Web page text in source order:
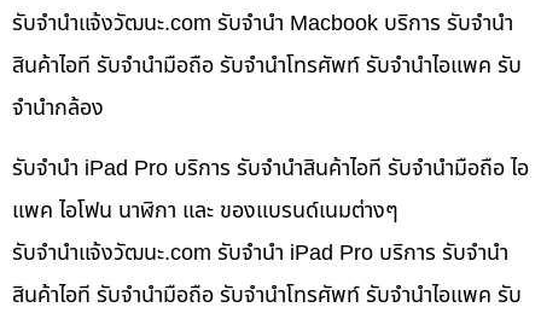
รับจํานําแจ้งวัฒนะ.com รับจำนำ Macbook บริการ รับจำนำ
สินค้าไอที รับจำนำมือถือ รับจำนำโทรศัพท์ รับจำนำไอแพค รับ
จำนำกล้อง
รับจำนำ iPad Pro บริการ รับจำนำสินค้าไอที รับจำนำมือถือ ไอ
แพค ไอโฟน นาฬิกา และ ของแบรนด์เนมต่างๆ
รับจํานําแจ้งวัฒนะ.com รับจำนำ iPad Pro บริการ รับจำนำ
สินค้าไอที รับจำนำมือถือ รับจำนำโทรศัพท์ รับจำนำไอแพค รับ